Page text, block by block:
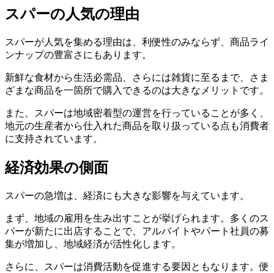
スパーの人気の理由
スパーが人気を集める理由は、利便性のみならず、商品ライ
ンナップの豊富さにもあります。
新鮮な食材から生活必需品、さらには雑貨に至るまで、さま
ざまな商品を一箇所で購入できるのは大きなメリットです。
また、スパーは地域密着型の運営を行っていることが多く、
地元の生産者から仕入れた商品を取り扱っている点も消費者
に支持されています。
経済効果の側面
スパーの急増は、経済にも大きな影響を与えています。
まず、地域の雇用を生み出すことが挙げられます。多くのス
パーが新たに出店することで、アルバイトやパート社員の募
集が増加し、地域経済が活性化します。
さらに、スパーは消費活動を促進する要因ともなります。便